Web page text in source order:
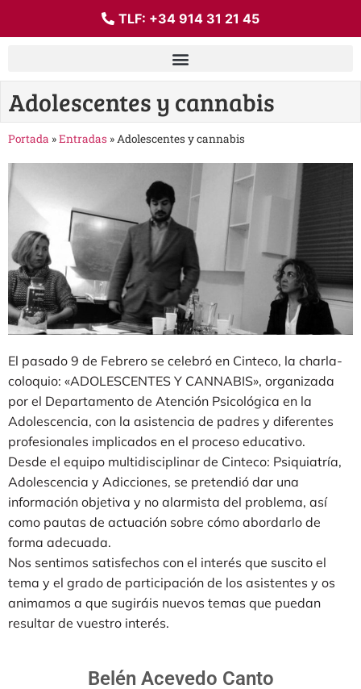
TLF: +34 914 31 21 45
Adolescentes y cannabis
Portada »Entradas »Adolescentes y cannabis
El pasado 9 de Febrero se celebró en Cinteco, la charla-
coloquio: «ADOLESCENTES Y CANNABIS», organizada
por el Departamento de Atención Psicológica en la
Adolescencia, con la asistencia de padres y diferentes
profesionales implicados en el proceso educativo.
Desde el equipo multidisciplinar de Cinteco: Psiquiatría,
Adolescencia y Adicciones, se pretendió dar una
información objetiva y no alarmista del problema, así
como pautas de actuación sobre cómo abordarlo de
forma adecuada.
Nos sentimos satisfechos con el interés que suscito el
tema y el grado de participación de los asistentes y os
animamos a que sugiráis nuevos temas que puedan
resultar de vuestro interés.
Belén Acevedo Canto